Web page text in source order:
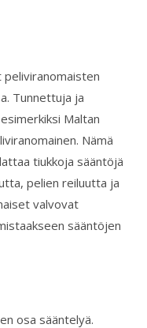
Tunnettuja ja
Maltan
Nämä
tiukkoja sääntöjä
pelien reiluutta ja
valvovat
sääntöjen
osa sääntelyä.